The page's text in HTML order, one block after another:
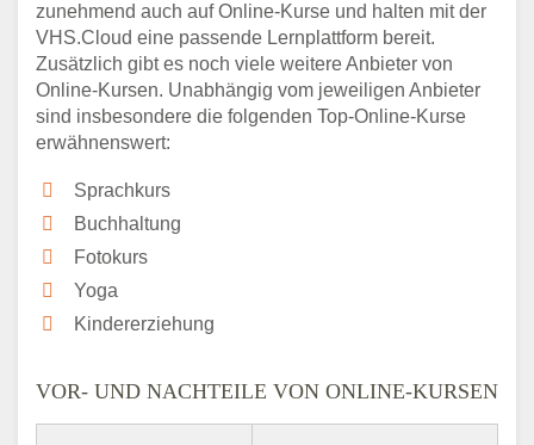
zunehmend auch auf Online-Kurse und halten mit der
VHS.Cloud eine passende Lernplattform bereit.
Zusätzlich gibt es noch viele weitere Anbieter von
Online-Kursen. Unabhängig vom jeweiligen Anbieter
sind insbesondere die folgenden Top-Online-Kurse
erwähnenswert:
Sprachkurs
Buchhaltung
Fotokurs
Yoga
Kindererziehung
VOR- UND NACHTEILE VON ONLINE-KURSEN